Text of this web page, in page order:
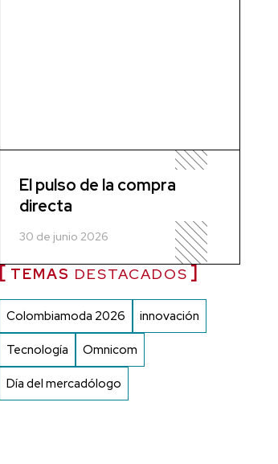
El pulso de la compra
directa
30 de junio 2026
TEMAS DESTACADOS
Colombiamoda 2026 innovación
Tecnología Omnicom
Día del mercadólogo